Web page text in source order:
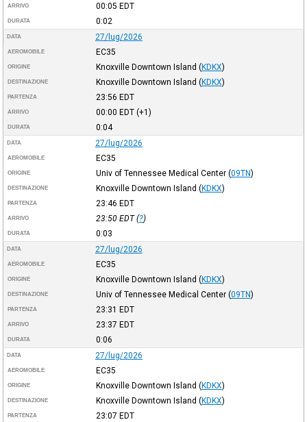
ARRIVO 00:05 EDT
DURATA 0:02
DATA 27/lug/2026
AEROMOBILE EC35
ORIGINE Knoxville Downtown Island (KDKX)
DESTINAZIONE Knoxville Downtown Island (KDKX)
PARTENZA 23:56 EDT
ARRIVO 00:00 EDT(+1)
DURATA 0:04
DATA 27/lug/2026
AEROMOBILE EC35
ORIGINE Univ of Tennessee Medical Center (09TN)
DESTINAZIONE Knoxville Downtown Island (KDKX)
PARTENZA 23:46 EDT
ARRIVO 23:50 EDT(?)
DURATA 0:03
DATA 27/lug/2026
AEROMOBILE EC35
ORIGINE Knoxville Downtown Island (KDKX)
DESTINAZIONE Univ of Tennessee Medical Center (09TN)
PARTENZA 23:31 EDT
ARRIVO 23:37 EDT
DURATA 0:06
DATA 27/lug/2026
AEROMOBILE EC35
ORIGINE Knoxville Downtown Island (KDKX)
DESTINAZIONE Knoxville Downtown Island (KDKX)
PARTENZA 23:07 EDT